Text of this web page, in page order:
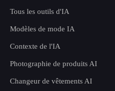
Tous les outils d'IA
Modèles de mode IA
Contexte de l'IA
Photographie de produits AI
Changeur de vêtements AI